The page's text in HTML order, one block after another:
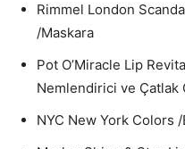
Rimmel London
/Maskara
Pot O’Miracle Lip
Nemlendirici ve Çatlak
NYC New York Colors